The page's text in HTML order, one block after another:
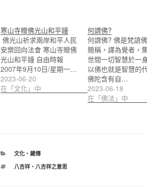
寒山寺贈佛光山和平鐘
​ 佛光山祈求兩岸和平人民
安樂回向法會 寒山寺贈佛
光山和平鐘 自由時報
2007年9月10日/星期一…
2023-06-20
在「文化」中
何謂佛?
何謂佛? 佛是梵語
簡稱，譯為覺者，
世間一切智慧於一
以佛也就是智慧的
佛陀含有自…
2023-06-18
在「佛法」中
分
文化、 藏傳
標
八吉祥、 八吉祥之意思